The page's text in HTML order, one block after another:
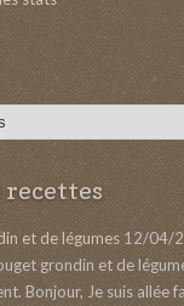
recettes
et de légumes 12/04/
grondin et de
Bonjour, Je suis allée